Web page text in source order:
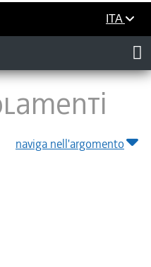
ITA
naviga nell'argomento